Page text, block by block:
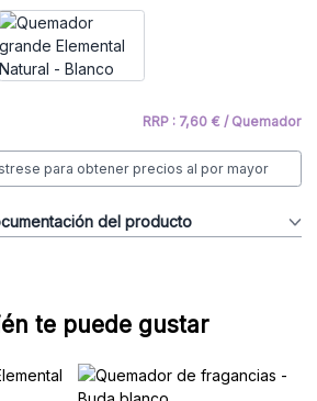
RRP : 7,60 € / Quemador
para obtener precios al por mayor
del producto
te puede gustar